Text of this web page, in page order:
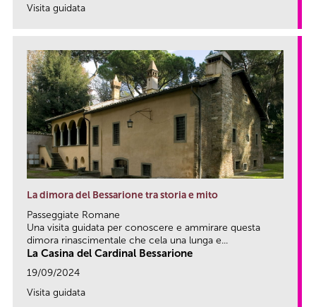
Visita guidata
La dimora del Bessarione tra storia e mito
Passeggiate Romane
Una visita guidata per conoscere e ammirare questa
dimora rinascimentale che cela una lunga e...
La Casina del Cardinal Bessarione
19/09/2024
Visita guidata